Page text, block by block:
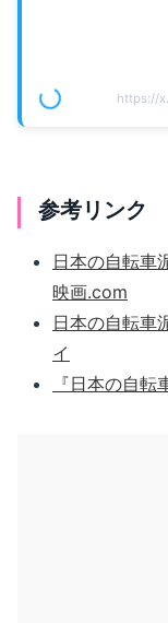
https://
参考リンク
日本の自転車
映画.com
日本の自転車
イ
『日本の自